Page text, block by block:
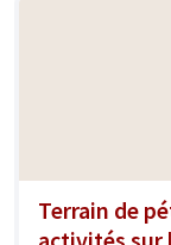
Terrain de